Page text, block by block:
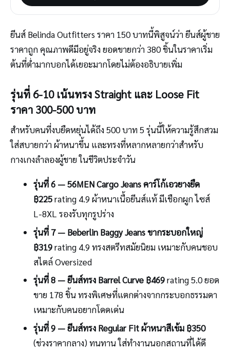
ยีนส์ Belinda Outfitters ราคา 150 บาทนี้พิสูจน์ว่า ยีนส์ผู้ชาย
ราคาถูก คุณภาพดีมีอยู่จริง ยอดขายกว่า 380 ชิ้นในราคาเริ่ม
ต้นที่ต่ำมากบอกได้เยอะมากโดยไม่ต้องอธิบายเพิ่ม
รุ่นที่ 6-10 เน้นทรง Straight และ Loose Fit
ราคา 300-500 บาท
สำหรับคนที่งบยืดหยุ่นได้ถึง 500 บาท 5 รุ่นนี้ให้ความรู้สึกสวม
ใส่สบายกว่า ผ้าหนาขึ้น และทรงที่หลากหลายกว่าสำหรับ
กางเกงลำลองผู้ชาย ในชีวิตประจำวัน
รุ่นที่ 6 — 56MEN Cargo Jeans คาร์โก้เอวยางยืด
฿225rating 4.9 ผ้าหนาเนื้อยีนส์แท้ มีเชือกผูก ไซส์
L-8XL รองรับทุกรูปร่าง
รุ่นที่ 7 — Beberlin Baggy Jeans ขากระบอกใหญ่
฿319rating 4.9 ทรงสตรีทสมัยนิยม เหมาะกับคนชอบ
สไตล์ Oversized
รุ่นที่ 8 — ยีนส์ทรง Barrel Curve ฿469rating 5.0 ยอด
ขาย 178 ชิ้น ทรงพิเศษที่แตกต่างจากกระบอกธรรมดา
เหมาะกับคนอยากโดดเด่น
รุ่นที่ 9 — ยีนส์ทรง Regular Fit ผ้าหนาสีเข้ม ฿350
(ช่วงราคากลาง) ทนทาน ใส่ทำงานนอกสถานที่ได้ดี